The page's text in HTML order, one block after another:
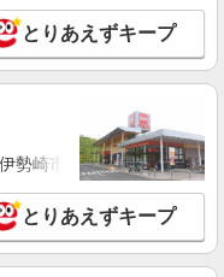
時給1,350
合、残業代を1分単位で
グ 千葉みなと駅前通
央港１丁目１５?８）
詳細を見る
経験等による ★早朝時
とりあえずキープ
勢崎市・太田市・館林市
とりあえずキープ